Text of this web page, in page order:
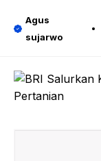
Agus
sujarwo